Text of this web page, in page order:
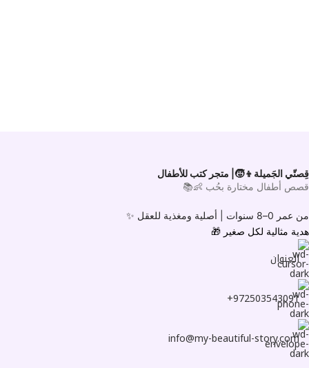
قِصتّي الجَميلة👦🧒| متجر كتب للأطفال
قصص أطفال مختارة بحُب 👶📚
من عمر 0–8 سنوات |
أصلية ومغذية للعقل ✨
هدية مثالية لكل صغير 🎁
العنوان
972503543091+
info@my-beautiful-story.com